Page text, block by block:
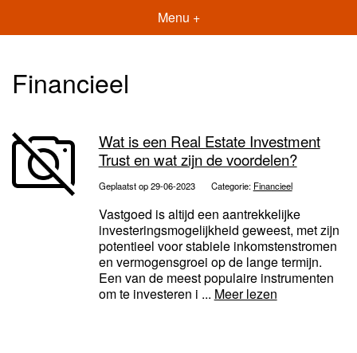
Menu +
Financieel
Wat is een Real Estate Investment
Trust en wat zijn de voordelen?
Geplaatst op 29-06-2023 Categorie: Financieel
Vastgoed is altijd een aantrekkelijke
investeringsmogelijkheid geweest, met zijn
potentieel voor stabiele inkomstenstromen
en vermogensgroei op de lange termijn.
Een van de meest populaire instrumenten
om te investeren i ... Meer lezen